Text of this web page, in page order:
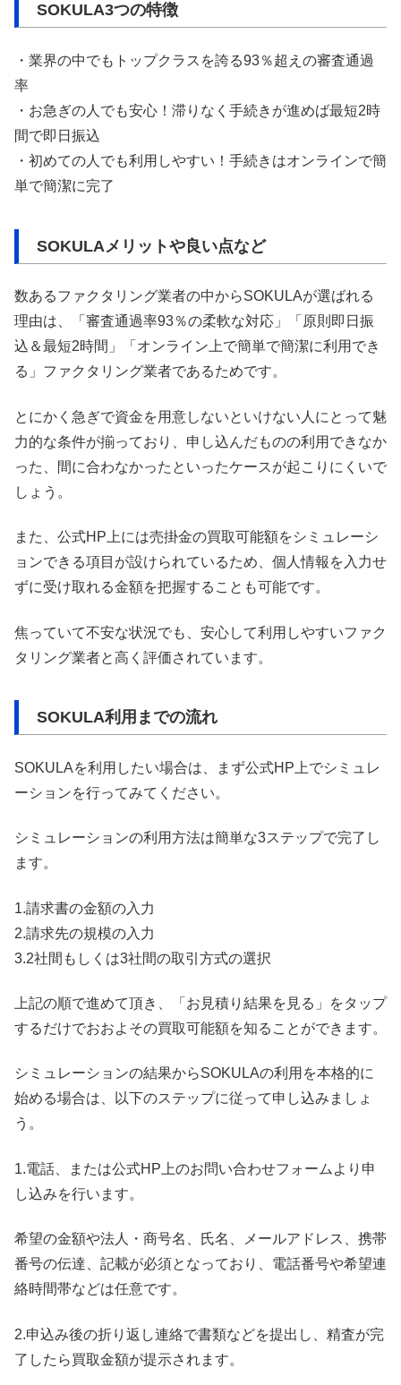
SOKULA3つの特徴
・業界の中でもトップクラスを誇る93％超えの審査通過
率
・お急ぎの人でも安心！滞りなく手続きが進めば最短2時
間で即日振込
・初めての人でも利用しやすい！手続きはオンラインで簡
単で簡潔に完了
SOKULAメリットや良い点など
数あるファクタリング業者の中からSOKULAが選ばれる
理由は、「審査通過率93％の柔軟な対応」「原則即日振
込＆最短2時間」「オンライン上で簡単で簡潔に利用でき
る」ファクタリング業者であるためです。
とにかく急ぎで資金を用意しないといけない人にとって魅
力的な条件が揃っており、申し込んだものの利用できなか
った、間に合わなかったといったケースが起こりにくいで
しょう。
また、公式HP上には売掛金の買取可能額をシミュレーシ
ョンできる項目が設けられているため、個人情報を入力せ
ずに受け取れる金額を把握することも可能です。
焦っていて不安な状況でも、安心して利用しやすいファク
タリング業者と高く評価されています。
SOKULA利用までの流れ
SOKULAを利用したい場合は、まず公式HP上でシミュレ
ーションを行ってみてください。
シミュレーションの利用方法は簡単な3ステップで完了し
ます。
1.請求書の金額の入力
2.請求先の規模の入力
3.2社間もしくは3社間の取引方式の選択
上記の順で進めて頂き、「お見積り結果を見る」をタップ
するだけでおおよその買取可能額を知ることができます。
シミュレーションの結果からSOKULAの利用を本格的に
始める場合は、以下のステップに従って申し込みましょ
う。
1.電話、または公式HP上のお問い合わせフォームより申
し込みを行います。
希望の金額や法人・商号名、氏名、メールアドレス、携帯
番号の伝達、記載が必須となっており、電話番号や希望連
絡時間帯などは任意です。
2.申込み後の折り返し連絡で書類などを提出し、精査が完
了したら買取金額が提示されます。